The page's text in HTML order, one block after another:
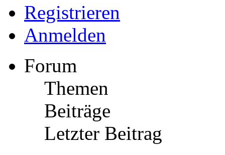
Registrieren
Anmelden
Forum
Themen
Beiträge
Letzter Beitrag